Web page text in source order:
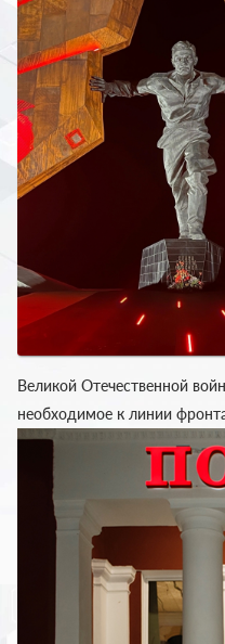
Великой Отечественной
необходимое к линии